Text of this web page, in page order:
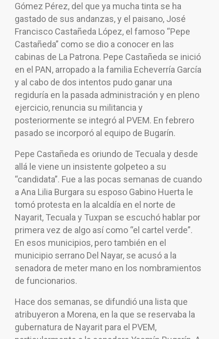
Gómez Pérez, del que ya mucha tinta se ha
gastado de sus andanzas, y el paisano, José
Francisco Castañeda López, el famoso “Pepe
Castañeda” como se dio a conocer en las
cabinas de La Patrona. Pepe Castañeda se inició
en el PAN, arropado a la familia Echeverría García
y al cabo de dos intentos pudo ganar una
regiduría en la pasada administración y en pleno
ejercicio, renuncia su militancia y
posteriormente se integró al PVEM. En febrero
pasado se incorporó al equipo de Bugarín.
Pepe Castañeda es oriundo de Tecuala y desde
allá le viene un insistente golpeteo a su
“candidata”. Fue a las pocas semanas de cuando
a Ana Lilia Burgara su esposo Gabino Huerta le
tomó protesta en la alcaldía en el norte de
Nayarit, Tecuala y Tuxpan se escuchó hablar por
primera vez de algo así como “el cartel verde”.
En esos municipios, pero también en el
municipio serrano Del Nayar, se acusó a la
senadora de meter mano en los nombramientos
de funcionarios.
Hace dos semanas, se difundió una lista que
atribuyeron a Morena, en la que se reservaba la
gubernatura de Nayarit para el PVEM,